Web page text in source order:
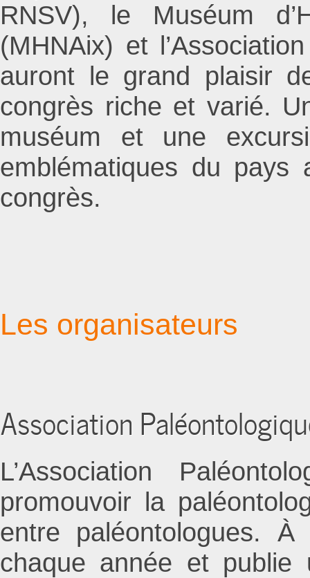
RNSV), le Muséum
(MHNAix) et
auront le grand plaisir
congrès riche et varié.
muséum et une
emblématiques du
congrès.
Les organisateurs
Association
L’Association
promouvoir la
entre paléontologues.
chaque année et